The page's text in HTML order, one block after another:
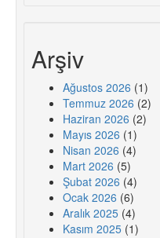
Arşiv
Ağustos 2026 (1)
Temmuz 2026 (2)
Haziran 2026 (2)
Mayıs 2026 (1)
Nisan 2026 (4)
Mart 2026 (5)
Şubat 2026 (4)
Ocak 2026 (6)
Aralık 2025 (4)
Kasım 2025 (1)